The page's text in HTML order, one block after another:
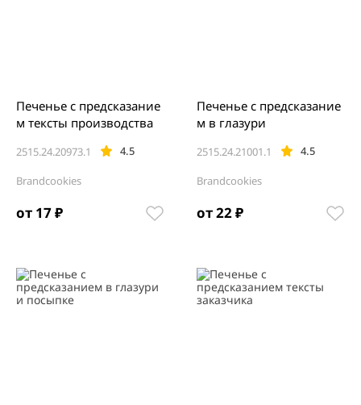
от 17 ₽
2515.24.20973.1 4.5
Печенье с предсказание
м тексты производства
Brandcookies
от 22 ₽
2515.24.21001.1 4.5
Печенье с предсказание
м в глазури
Brandcookies